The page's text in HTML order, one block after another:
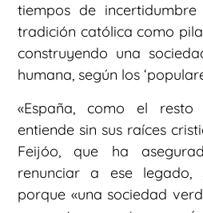
tiempos de
tradición católica como
construyendo una
humana, según los
«España, como el
entiende sin sus raíces
Feijóo, que ha
renunciar a ese legado,
porque «una sociedad